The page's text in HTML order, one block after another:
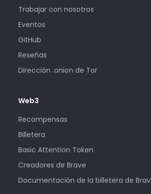
Trabajar con nosotros
Eventos
GitHub
Reseñas
Dirección .onion de Tor
Web3
Recompensas
Billetera
Basic Attention Token
Creadores de Brave
Documentación de la billetera de